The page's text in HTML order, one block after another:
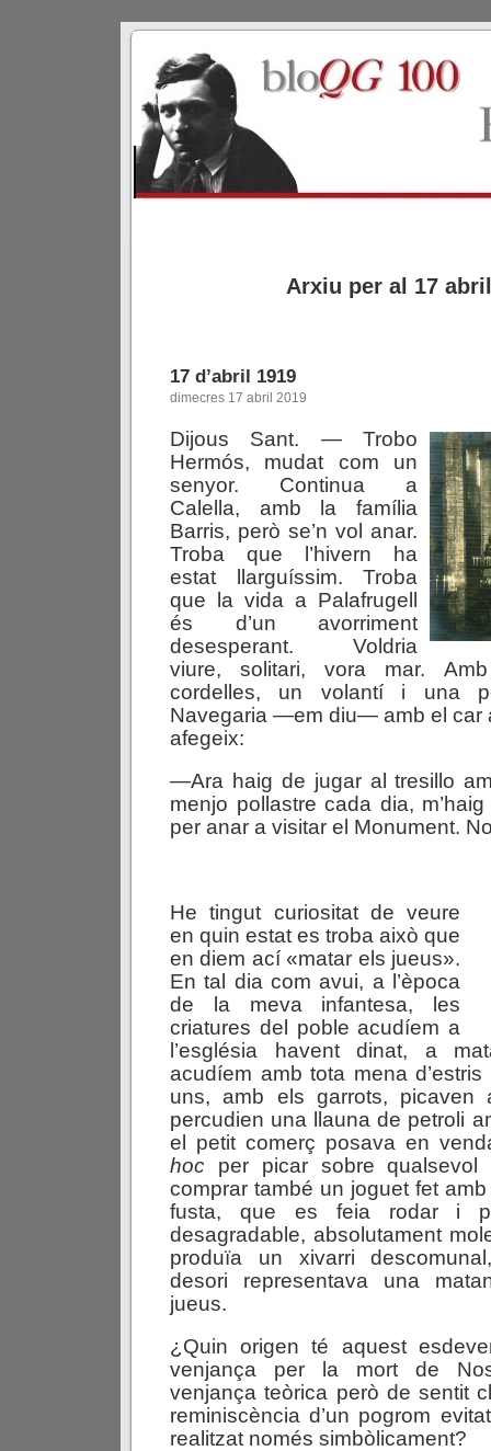
Arxiu per al 17
17 d’abril 1919
dimecres 17 abril 2019
Dijous Sant. — Trobo
Hermós, mudat com un
senyor. Continua a
Calella, amb la família
Barris, però se’n vol anar.
Troba que l’hivern ha
estat llarguíssim. Troba
que la vida a Palafrugell
és d’un avorriment
desesperant. Voldria
viure, solitari, vora mar.
cordelles, un volantí i una
Navegaria —em diu— amb el car
afegeix:
—Ara haig de jugar al tresillo
menjo pollastre cada dia,
per anar a visitar el Monument.
He tingut curiositat de veure
en quin estat es troba això que
en diem ací «matar els jueus».
En tal dia com avui, a l’època
de la meva infantesa, les
criatures del poble acudíem a
l’església havent dinat, a
acudíem amb tota mena
uns, amb els garrots, picaven
percudien una llauna de petroli
el petit comerç posava en
hoc per picar sobre qualsevol
comprar també un joguet fet
fusta, que es feia rodar i
desagradable, absolutament
produïa un xivarri
desori representava una
jueus.
¿Quin origen té aquest
venjança per la mort de
venjança teòrica però de sentit
reminiscència d’un pogrom
realitzat només simbòlicament?